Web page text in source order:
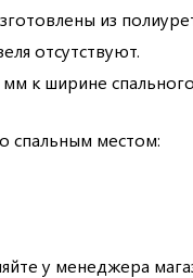
из
отсутствуют.
к ширине
спальным местом:
у менеджера